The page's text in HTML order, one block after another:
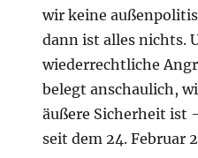
wir keine
dann ist alles nichts.
wiederrechtliche
belegt anschaulich,
äußere Sicherheit ist
seit dem 24. Februar